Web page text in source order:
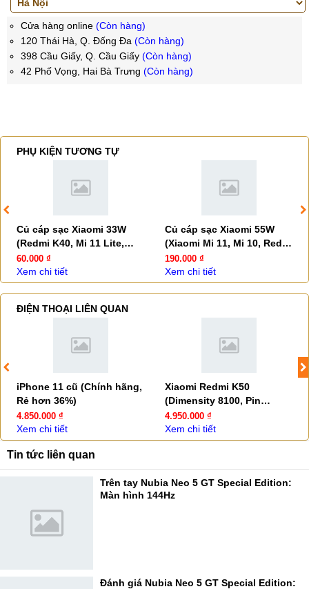
Cửa hàng online (Còn hàng)
120 Thái Hà, Q. Đống Đa (Còn hàng)
398 Cầu Giấy, Q. Cầu Giấy (Còn hàng)
42 Phố Vọng, Hai Bà Trưng (Còn hàng)
PHỤ KIỆN TƯƠNG TỰ
Củ cáp sạc Xiaomi 33W
(Redmi K40, Mi 11 Lite,
Redmi Note 11)
60.000 ₫
Xem chi tiết
Củ cáp sạc Xiaomi 55W
(Xiaomi Mi 11, Mi 10, Redmi
K30 Pro, K30 5G)
190.000 ₫
Xem chi tiết
ĐIỆN THOẠI LIÊN QUAN
iPhone 11 cũ (Chính hãng,
Rẻ hơn 36%)
4.850.000 ₫
Xem chi tiết
Xiaomi Redmi K50
(Dimensity 8100, Pin
5500mAh)
4.950.000 ₫
Xem chi tiết
Tin tức liên quan
Trên tay Nubia Neo 5 GT Special Edition:
Màn hình 144Hz
Đánh giá Nubia Neo 5 GT Special Edition: